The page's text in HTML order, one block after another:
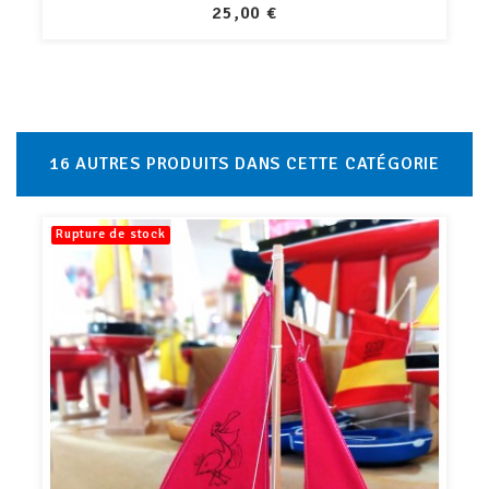
PRIX
39,00 €
16 AUTRES PRODUITS DANS CETTE CATÉGORIE
Rupture de stock